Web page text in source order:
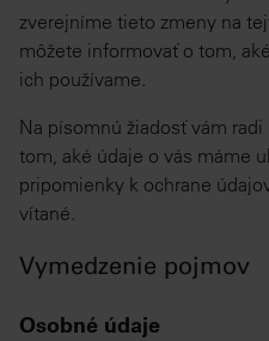
zverejníme tieto zmeny na
môžete informovať o tom,
ich používame.
Na písomnú žiadosť vám
tom, aké údaje o vás máme
pripomienky k ochrane
vítané.
Vymedzenie pojmov
Osobné údaje